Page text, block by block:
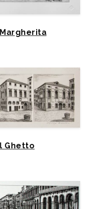
Ghetto